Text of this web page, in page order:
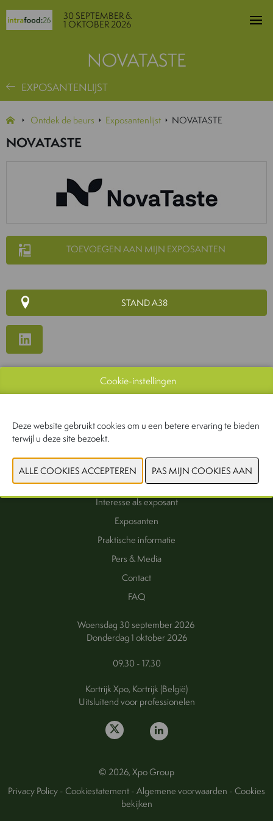
30 SEPTEMBER &
1 OKTOBER 2026
NOVATASTE
EXPOSANTENLIJST
Ontdek de beurs Exposantenlijst NOVATASTE
NOVATASTE
TOEVOEGEN AAN MIJN EXPOSANTEN
STAND A38
WEBSITE CATALOGUS
VORIGE VOLGENDE
Interesse als exposant
Exposanten
Praktische informatie
Pers & Media
Contact
FAQ
Woensdag 30 september 2026
Donderdag 1 oktober 2026
09.30 - 17.30
Kortrijk Xpo, Kortrijk (België)
Uitsluitend voor professionelen
© 2026, Xpo Group
Privacy Policy-Cookiestatement-Algemene voorwaarden -Cookies
bekijken
Cookie-instellingen
Deze website gebruikt cookies om u een betere ervaring te bieden
terwijl u deze site bezoekt.